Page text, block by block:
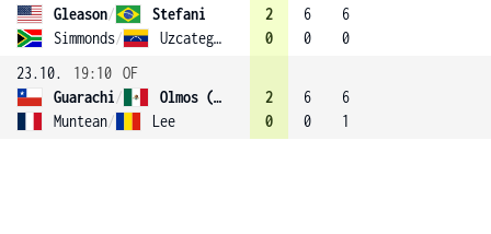
Gleason/
Stefani
Simmonds/ Uzcategui
2
0
6
0
6
0
23.10.
19:10 OF
Guarachi/
Olmos (1)
Muntean/ Lee
2
0
6
0
6
1